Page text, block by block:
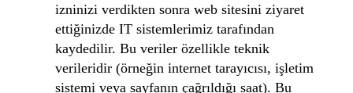
izninizi verdikten sonra web sitesini ziyaret
ettiğinizde IT sistemlerimiz tarafından
kaydedilir. Bu veriler özellikle teknik
verileridir (örneğin internet tarayıcısı, işletim
sistemi veya sayfanın çağrıldığı saat). Bu